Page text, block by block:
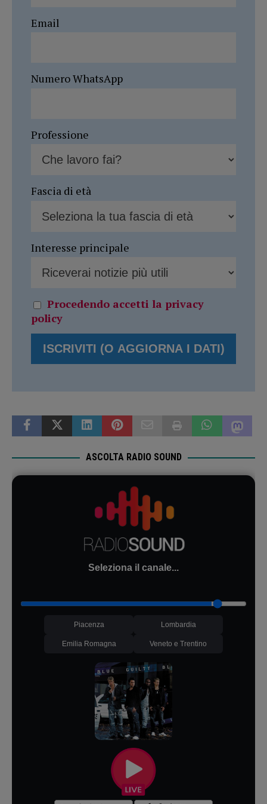
Email
Numero WhatsApp
Professione
Fascia di età
Interesse principale
Procedendo accetti la privacy
policy
ASCOLTA RADIO SOUND
Seleziona il canale...
Piacenza Lombardia
Emilia Romagna Veneto e Trentino